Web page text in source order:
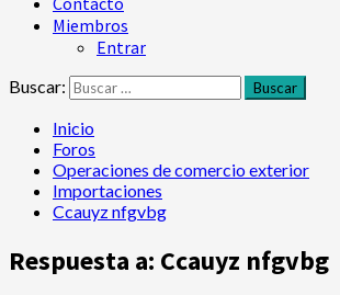
Miembros
Entrar
Buscar:
Inicio
Foros
Operaciones de comercio exterior
Importaciones
Ccauyz nfgvbg
Respuesta a: Ccauyz nfgvbg